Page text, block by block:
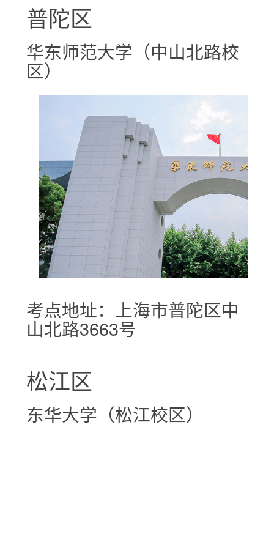
普陀区
华东师范大学（中山北路校
区）
考点地址：上海市普陀区中
山北路3663号
松江区
东华大学（松江校区）